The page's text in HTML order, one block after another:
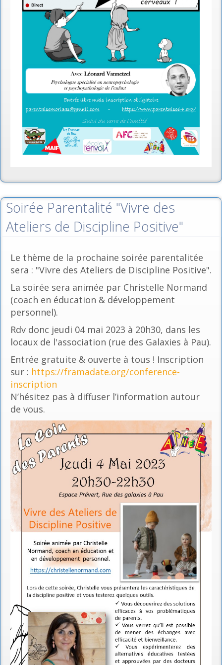
Soirée Parentalité "Vivre des
Ateliers de Discipline Positive"
Le thème de la prochaine soirée parentalitée
sera : "Vivre des Ateliers de Discipline Positive".
La soirée sera animée par Christelle Normand
(coach en éducation & développement
personnel).
Rdv donc jeudi 04 mai 2023 à 20h30, dans les
locaux de l'association (rue des Galaxies à Pau).
Entrée gratuite & ouverte à tous ! Inscription
sur : https://framadate.org/conference-
inscription
N’hésitez pas à diffuser l’information autour
de vous.